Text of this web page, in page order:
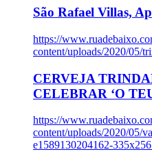
São Rafael Villas,
https://
content/uploads/2020/05/
CERVEJA
CELEBRAR ‘O
https://
content/uploads/2020/05/
e1589130204162-